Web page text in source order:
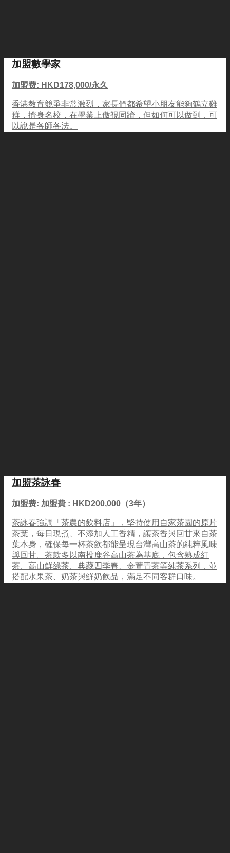
加盟數學家
加盟费: HKD178,000/永久
香港教育競爭非常激烈，家長們都希望小朋友能夠鶴立雞
群，擠身名校，在學業上傲視同躋，但如何可以做到，可
以說是各師各法。
加盟茶詠春
加盟费: 加盟費 : HKD200,000（3年）
茶詠春強調「茶農的飲料店」，堅持使用自家茶園的原片
茶葉，每日現煮、不添加人工香精，讓茶香與回甘來自茶
葉本身，確保每一杯茶飲都能呈現台灣高山茶的純粹風味
與回甘。茶款多以南投鹿谷高山茶為基底，包含熟成紅
茶、高山鮮綠茶、典藏四季春、金萱青茶等純茶系列，並
搭配水果茶、奶茶與鮮奶飲品，滿足不同客群口味。